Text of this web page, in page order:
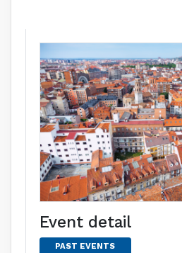
Event detail
PAST EVENTS